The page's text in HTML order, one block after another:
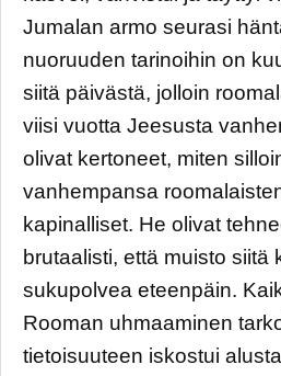
Jumalan armo seurasi
nuoruuden tarinoihin on
siitä päivästä, jolloin
viisi vuotta Jeesusta
olivat kertoneet, miten
vanhempansa
kapinalliset. He olivat
brutaalisti, että muisto siitä
sukupolvea eteenpäin.
Rooman uhmaaminen
tietoisuuteen iskostui